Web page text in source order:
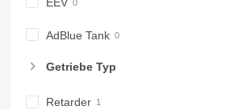
AdBlue Tank
Getriebe Typ
Retarder